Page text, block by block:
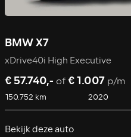
BMW X7
xDrive40i High Executive
€ 57.740,- of€ 1.007 p/m
150.752 km 2020
Bekijk deze auto